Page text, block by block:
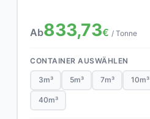
Ab833,73€ / Tonne
CONTAINER AUSWÄHLEN
3m³ 5m³ 7m³ 10m³
40m³